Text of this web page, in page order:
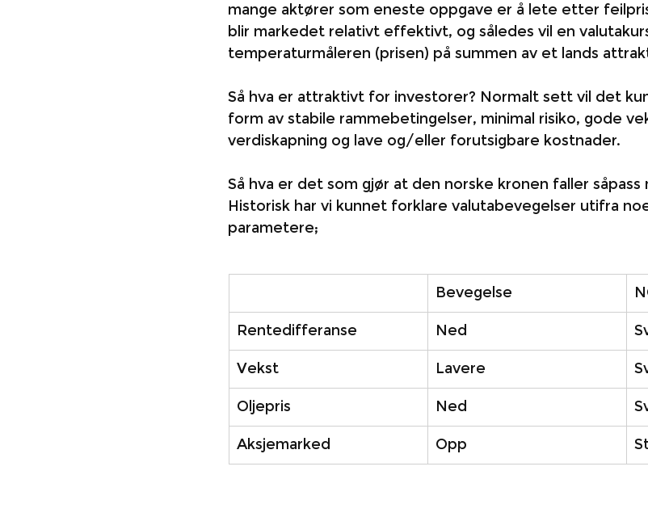
mange aktører som eneste oppgave er å lete etter
blir markedet relativt effektivt, og således vil en
temperaturmåleren (prisen) på summen av et lands
Så hva er attraktivt for investorer? Normalt sett vil det
form av stabile rammebetingelser, minimal risiko, gode
verdiskapning og lave og/eller forutsigbare kostnader.
Så hva er det som gjør at den norske kronen faller såpass
Historisk har vi kunnet forklare valutabevegelser utifra
parametere;
Bevegelse
Rentedifferanse Ned
Vekst Lavere
Oljepris Ned
Aksjemarked Opp